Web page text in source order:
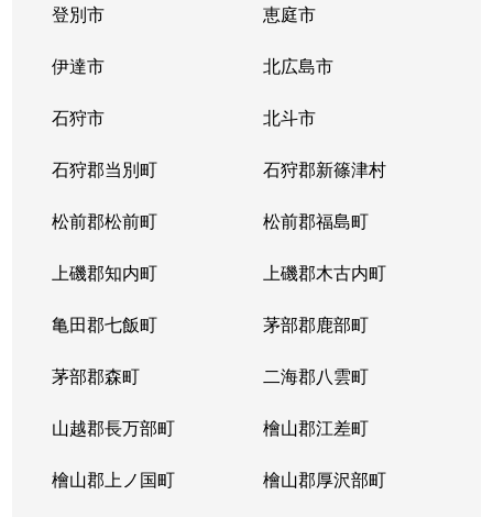
北４６条東
栄町(札幌)
北４６条東
栄町(札幌)
東苗穂５条
元町(札幌)
伏古４条
環状通東
本町２条
環状通東
登別市 恵庭市
伊達市 北広島市
石狩市 北斗市
石狩郡当別町 石狩郡新篠津村
松前郡松前町 松前郡福島町
上磯郡知内町 上磯郡木古内町
亀田郡七飯町 茅部郡鹿部町
茅部郡森町 二海郡八雲町
山越郡長万部町 檜山郡江差町
檜山郡上ノ国町 檜山郡厚沢部町